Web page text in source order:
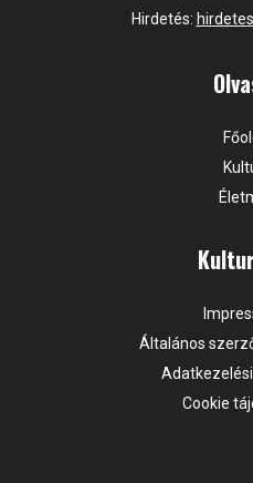
Hirdetés:
Általános
Cookie